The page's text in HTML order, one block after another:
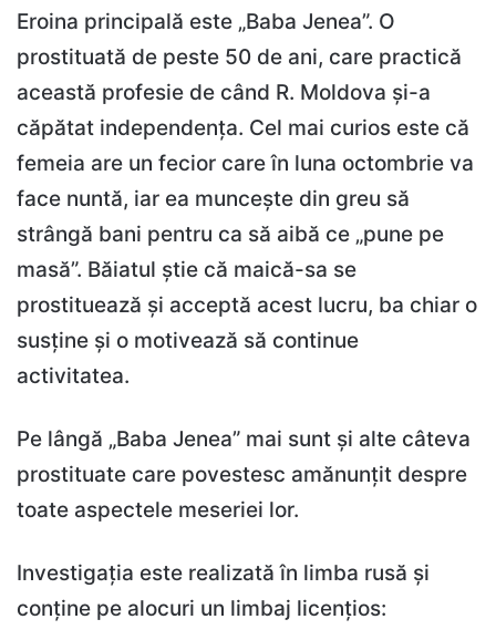
Eroina principală este „Baba Jenea”. O
prostituată de peste 50 de ani, care practică
această profesie de când R. Moldova și-a
căpătat independența. Cel mai curios este că
femeia are un fecior care în luna octombrie va
face nuntă, iar ea muncește din greu să
strângă bani pentru ca să aibă ce „pune pe
masă”. Băiatul știe că maică-sa se
prostituează și acceptă acest lucru, ba chiar o
susține și o motivează să continue
activitatea.
Pe lângă „Baba Jenea” mai sunt și alte câteva
prostituate care povestesc amănunțit despre
toate aspectele meseriei lor.
Investigația este realizată în limba rusă și
conține pe alocuri un limbaj licențios: